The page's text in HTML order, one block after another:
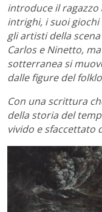
introduce il ragazzo
intrighi, i suoi
gli artisti della
Carlos e Ninetto,
sotterranea si
dalle figure del
Con una scrittura
della storia del
vivido e sfaccettato